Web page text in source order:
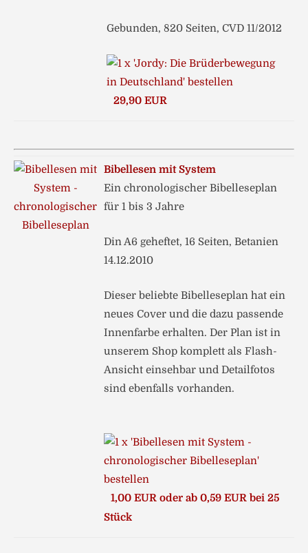
Gebunden, 820 Seiten, CVD 11/2012
29,90 EUR
Bibellesen mit System
Ein chronologischer Bibelleseplan
für 1 bis 3 Jahre
Din A6 geheftet, 16 Seiten, Betanien
14.12.2010
Dieser beliebte Bibelleseplan hat ein
neues Cover und die dazu passende
Innenfarbe erhalten. Der Plan ist in
unserem Shop komplett als Flash-
Ansicht einsehbar und Detailfotos
sind ebenfalls vorhanden.
1,00 EUR oder ab 0,59 EUR bei 25
Stück